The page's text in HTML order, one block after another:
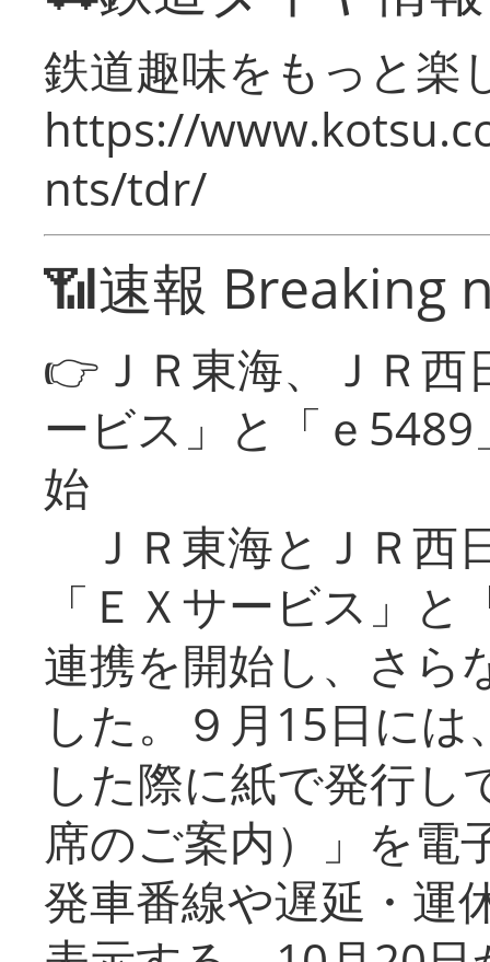
鉄道趣味をもっと楽
https://
nts/tdr/
📶速報 Breaking
👉ＪＲ東海、ＪＲ
ービス」と「ｅ
始
ＪＲ東海とＪＲ西
「ＥＸサービス」
連携を開始し、さら
した。９月15日に
した際に紙で発行し
席のご案内）」を電
発車番線や遅延・運